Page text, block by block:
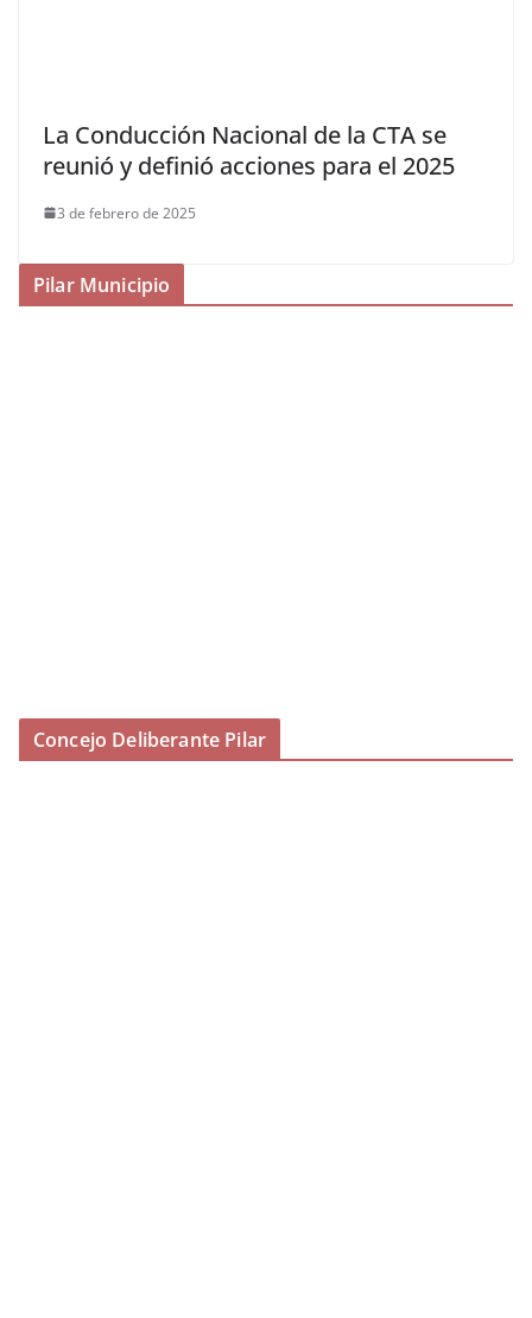
La Conducción Nacional de la CTA se
reunió y definió acciones para el 2025
3 de febrero de 2025
Pilar Municipio
Concejo Deliberante Pilar